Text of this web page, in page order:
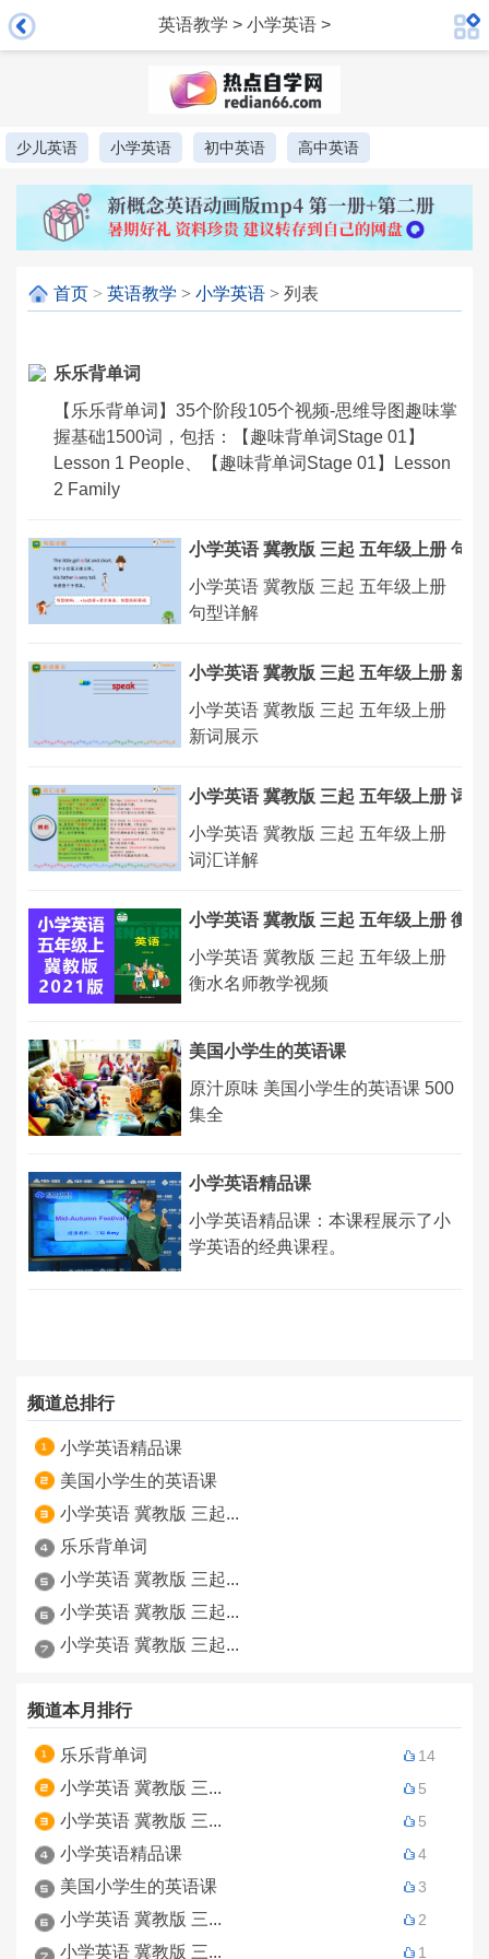
英语教学 > 小学英语 >
少儿英语 小学英语 初中英语 高中英语
首页 > 英语教学 > 小学英语 > 列表
乐乐背单词
【乐乐背单词】35个阶段105个视频-思维导图趣味掌
握基础1500词，包括：【趣味背单词Stage 01】
Lesson 1 People、【趣味背单词Stage 01】Lesson
2 Family
小学英语 冀教版 三起 五年级上册 句
小学英语 冀教版 三起 五年级上册
句型详解
小学英语 冀教版 三起 五年级上册 新
小学英语 冀教版 三起 五年级上册
新词展示
小学英语 冀教版 三起 五年级上册 词
小学英语 冀教版 三起 五年级上册
词汇详解
小学英语 冀教版 三起 五年级上册 衡
小学英语 冀教版 三起 五年级上册
衡水名师教学视频
美国小学生的英语课
原汁原味 美国小学生的英语课 500
集全
小学英语精品课
小学英语精品课：本课程展示了小
学英语的经典课程。
频道总排行
小学英语精品课
美国小学生的英语课
小学英语 冀教版 三起...
乐乐背单词
小学英语 冀教版 三起...
小学英语 冀教版 三起...
小学英语 冀教版 三起...
频道本月排行
14
乐乐背单词
5
小学英语 冀教版 三...
5
小学英语 冀教版 三...
4
小学英语精品课
3
美国小学生的英语课
2
小学英语 冀教版 三...
1
小学英语 冀教版 三...